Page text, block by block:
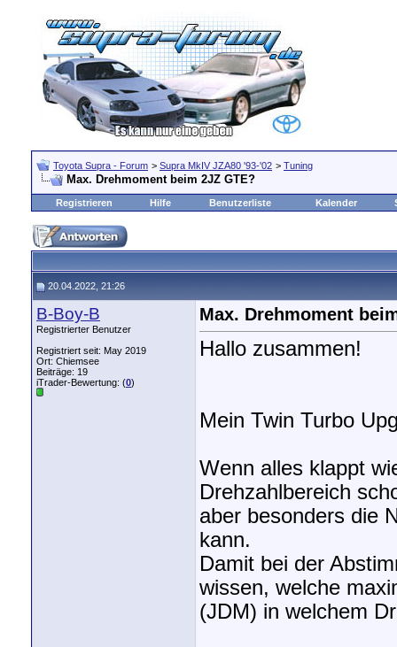
Toyota Supra - Forum > Supra MkIV JZA80 '93-'02 > Tuning
Max. Drehmoment beim 2JZ GTE?
Registrieren Hilfe Benutzerliste Kalender
20.04.2022, 21:26
B-Boy-B
Registrierter Benutzer
Registriert seit: May 2019
Ort: Chiemsee
Beiträge: 19
iTrader-Bewertung: (0)
Max. Drehmoment
Hallo zusammen!
Mein Twin Turbo
Wenn alles klappt
Drehzahlbereich
aber besonders die
kann.
Damit bei der
wissen, welche
(JDM) in welchem